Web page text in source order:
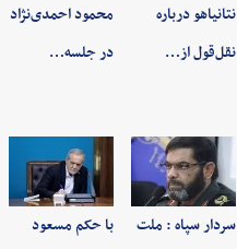
نتانیاهو درباره
نقل‌قول از…
محمود احمدی‌نژاد
در جلسه…
سردار سپاه : ملت با حکم مسعود